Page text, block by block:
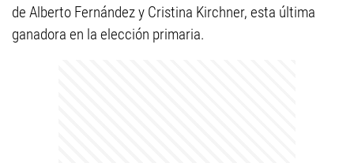
de Alberto Fernández y Cristina Kirchner, esta última
ganadora en la elección primaria.